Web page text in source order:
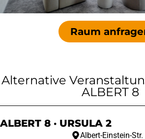
Raum
Alternative
ALBERT 8
ALBERT 8 · URSULA 2
Albert-Einstein-Str.